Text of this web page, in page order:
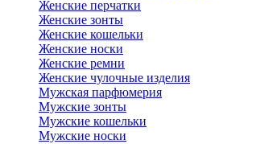
Женские перчатки
Женские зонты
Женские кошельки
Женские носки
Женские ремни
Женские чулочные изделия
Мужская парфюмерия
Мужские зонты
Мужские кошельки
Мужские носки